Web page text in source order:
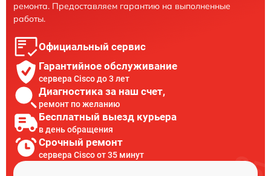
ремонта. Предоставляем гарантию на выполненные
работы.
Официальный сервис
Гарантийное обслуживание
сервера Cisco до 3 лет
Диагностика за наш счет,
ремонт по желанию
Бесплатный выезд курьера
в день обращения
Срочный ремонт
сервера Cisco от 35 минут